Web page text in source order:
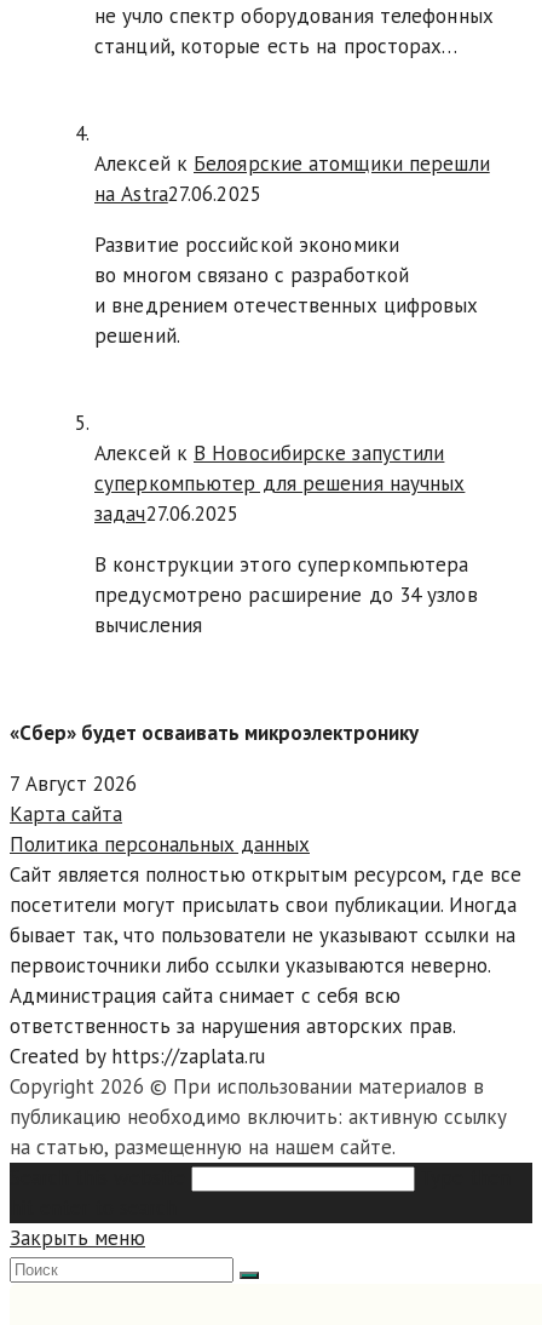
не учло спектр оборудования телефонных
станций, которые есть на просторах…
Алексей к Белоярские атомщики перешли
на Astra27.06.2025
Развитие российской экономики
во многом связано с разработкой
и внедрением отечественных цифровых
решений.
Алексей к В Новосибирске запустили
суперкомпьютер для решения научных
задач27.06.2025
В конструкции этого суперкомпьютера
предусмотрено расширение до 34 узлов
вычисления
«Сбер» будет осваивать микроэлектронику
7 Август 2026
Карта сайта
Политика персональных данных
Сайт является полностью открытым ресурсом, где все
посетители могут присылать свои публикации. Иногда
бывает так, что пользователи не указывают ссылки на
первоисточники либо ссылки указываются неверно.
Администрация сайта снимает с себя всю
ответственность за нарушения авторских прав.
Created by https://zaplata.ru
Copyright 2026 © При использовании материалов в
публикацию необходимо включить: активную ссылку
на статью, размещенную на нашем сайте.
Закрыть меню